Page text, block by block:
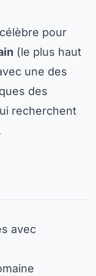
pour
(le plus haut
une des
des
recherchent
avec